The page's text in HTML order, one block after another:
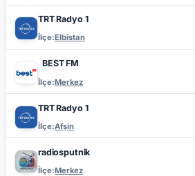
TRT Radyo 1
İlçe:Elbistan
BEST FM
İlçe:Merkez
TRT Radyo 1
İlçe:Afşin
radiosputnik
İlçe:Merkez